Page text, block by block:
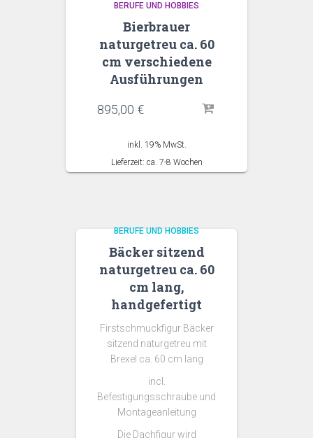
BERUFE UND HOBBIES
Bierbrauer
naturgetreu ca. 60
cm verschiedene
Ausführungen
895,00 €
inkl. 19% MwSt.
Lieferzeit: ca. 7-8 Wochen
BERUFE UND HOBBIES
Bäcker sitzend
naturgetreu ca. 60
cm lang,
handgefertigt
Firstschmuckfigur Bäcker
sitzend naturgetreu mit
Brexel ca. 60 cm lang
incl.
Befestigungsschraube und
Montageanleitung
Die Dachfigur wird